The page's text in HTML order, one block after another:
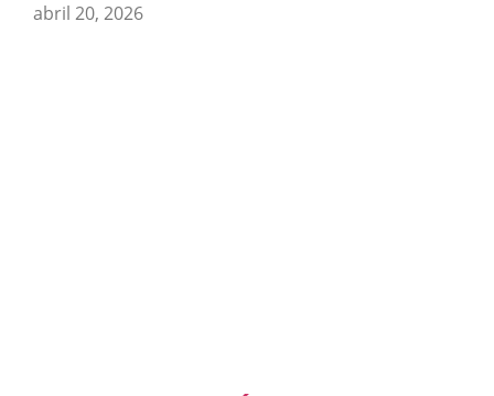
abril 20, 2026